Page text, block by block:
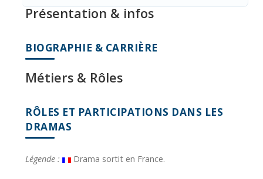
Présentation & infos
BIOGRAPHIE & CARRIÈRE
Métiers & Rôles
RÔLES ET PARTICIPATIONS DANS LES
DRAMAS
Légende : Drama sortit en France.